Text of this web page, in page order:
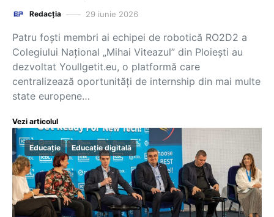
Redacția 29 iunie 2026
Patru foști membri ai echipei de robotică RO2D2 a
Colegiului Național „Mihai Viteazul” din Ploiești au
dezvoltat Youllgetit.eu, o platformă care
centralizează oportunități de internship din mai multe
state europene…
Vezi articolul
Educație Educație digitală